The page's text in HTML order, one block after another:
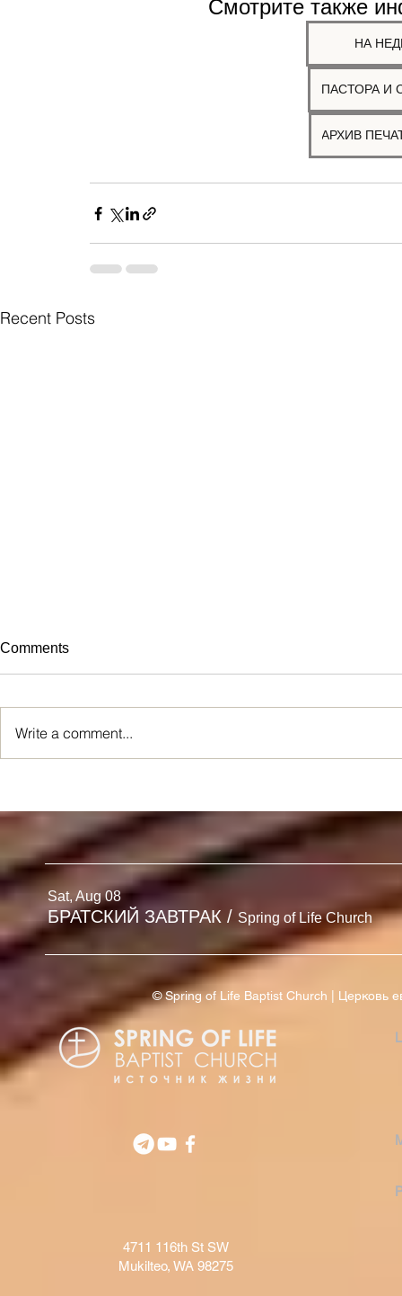
Смотрите также
НА
ПАСТОРА И
Recent Posts
'26
Comments
Write a comment...
Sat, Aug 08
БРАТСКИЙ ЗАВТРАК / Spring of Life Church
© Spring of Life Baptist Church | Церковь
4711 116th St SW
Mukilteo, WA 98275